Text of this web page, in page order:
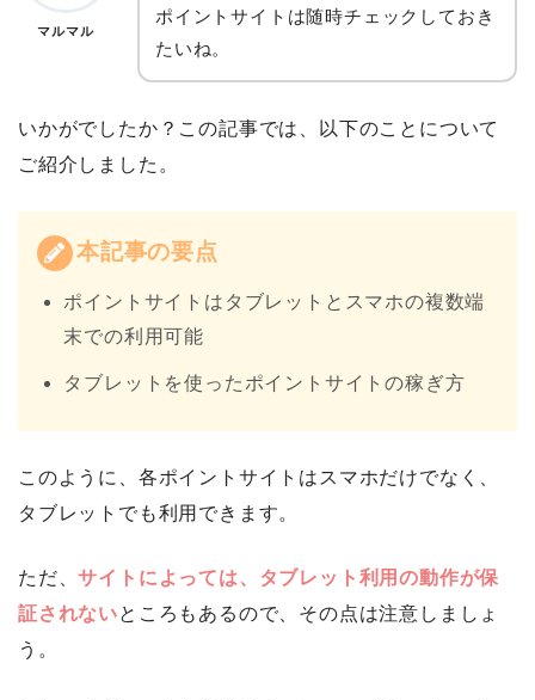
マルマル
ポイントサイトは随時チェックしておき
たいね。
いかがでしたか？この記事では、以下のことについて
ご紹介しました。
本記事の要点
ポイントサイトはタブレットとスマホの複数端
末での利用可能
タブレットを使ったポイントサイトの稼ぎ方
このように、各ポイントサイトはスマホだけでなく、
タブレットでも利用できます。
ただ、サイトによっては、タブレット利用の動作が保
証されないところもあるので、その点は注意しましょ
う。